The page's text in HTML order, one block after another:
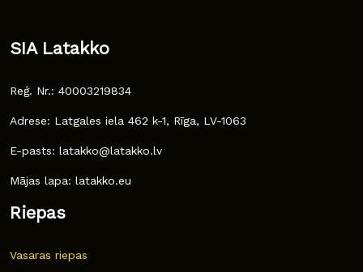
SIA Latakko
Reģ. Nr.: 40003219834
Adrese: Latgales iela 462 k-1, Rīga, LV-1063
E-pasts: latakko@latakko.lv
Mājas lapa: latakko.eu
Riepas
Vasaras riepas